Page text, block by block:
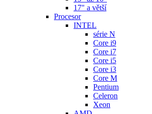
17" a větší
Procesor
INTEL
série N
Core i9
Core i7
Core i5
Core i3
Core M
Pentium
Celeron
Xeon